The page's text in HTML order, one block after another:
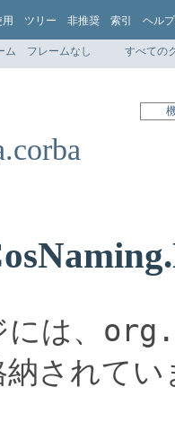
ツリー 非推奨 索引 ヘルプ
ム フレームなし すべての
は、
されてい